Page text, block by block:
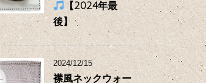
【2024年最
後】
2024/12/15
襟風ネックウォー